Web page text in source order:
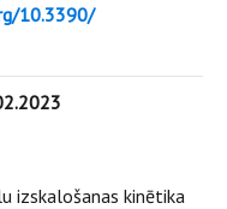
10.3390/
izskalošanas kinētika